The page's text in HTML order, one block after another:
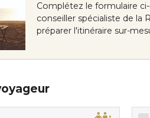
Complétez le formulaire
conseiller spécialiste de
préparer l'itinéraire sur-